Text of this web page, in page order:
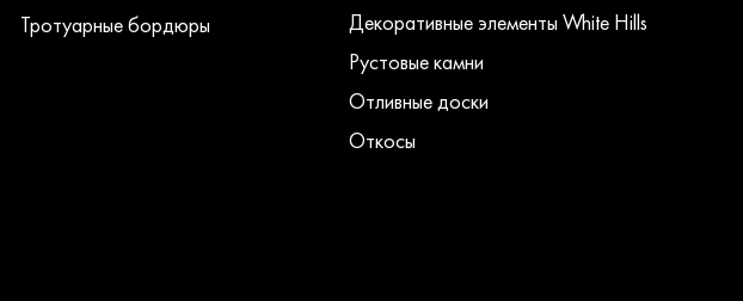
Тротуарные бордюры
Декоративные элементы White Hills
Рустовые камни
Отливные доски
Откосы